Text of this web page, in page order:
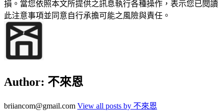
損。當您依照本文所提供之訊息執行各種操作，表示您已閱讀
此注意事項並同意自行承擔可能之風險與責任。
Author: 不來恩
briiancom@gmail.com View all posts by 不來恩